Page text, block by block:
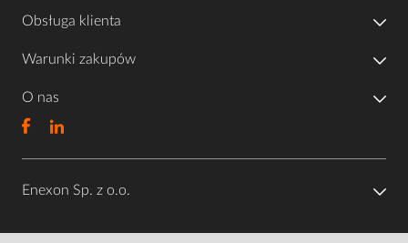
Obsługa klienta
Warunki zakupów
O nas
Enexon Sp. z o.o.